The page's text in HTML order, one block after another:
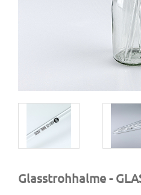
Glasstrohhalme -